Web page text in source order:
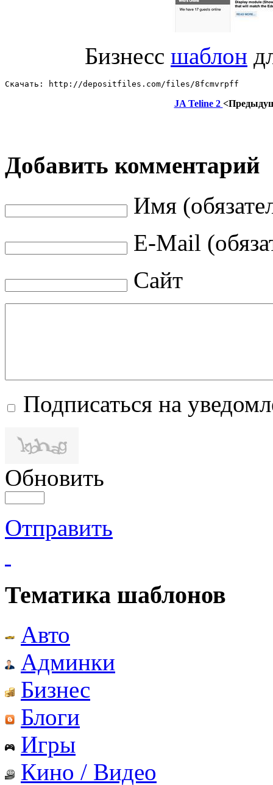
Бизнесс шаблон
Скачать: http://depositfiles.com/files/8fcmvrpff
JA Teline 2
Добавить комментарий
Имя
E-Mail
Сайт
Подписаться на
Обновить
Отправить
Тематика шаблонов
Авто
Админки
Бизнес
Блоги
Игры
Кино / Видео